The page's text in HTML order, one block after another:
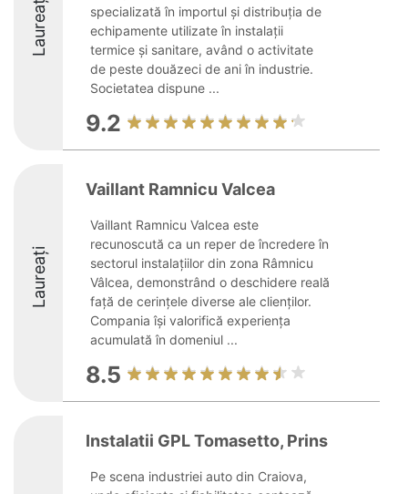
Laureați
specializată în importul și distribuția de
echipamente utilizate în instalații
termice și sanitare, având o activitate
de peste douăzeci de ani în industrie.
Societatea dispune ...
9.2
Laureați
Vaillant Ramnicu Valcea
Vaillant Ramnicu Valcea este
recunoscută ca un reper de încredere în
sectorul instalațiilor din zona Râmnicu
Vâlcea, demonstrând o deschidere reală
față de cerințele diverse ale clienților.
Compania își valorifică experiența
acumulată în domeniul ...
8.5
Instalatii GPL Tomasetto, Prins
Pe scena industriei auto din Craiova,